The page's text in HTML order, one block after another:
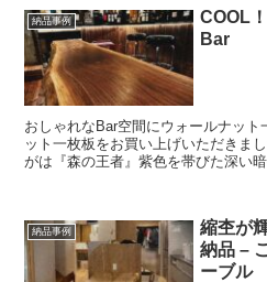
納品事例
COOL
Bar
おしゃれなBar空間にウォールナット一枚板を！ こち
ット一枚板をお買い上げいただきました。 煌めきのある
がは『森の王者』紫色を帯びた深い
納品事例
縮杢が
納品 –
ーブル